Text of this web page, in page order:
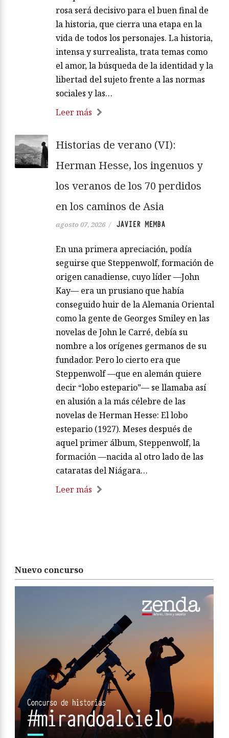
rosa será decisivo para el buen final de
la historia, que cierra una etapa en la
vida de todos los personajes. La historia,
intensa y surrealista, trata temas como
el amor, la búsqueda de la identidad y la
libertad del sujeto frente a las normas
sociales y las…
Leer más
Historias de verano (VI):
Herman Hesse, los ingenuos y
los veranos de los 70 perdidos
en los caminos de Asia
agosto 07, 2026 / JAVIER MEMBA
En una primera apreciación, podía
seguirse que Steppenwolf, formación de
origen canadiense, cuyo líder —John
Kay— era un prusiano que había
conseguido huir de la Alemania Oriental
como la gente de Georges Smiley en las
novelas de John le Carré, debía su
nombre a los orígenes germanos de su
fundador. Pero lo cierto era que
Steppenwolf —que en alemán quiere
decir “lobo estepario”— se llamaba así
en alusión a la más célebre de las
novelas de Herman Hesse: El lobo
estepario (1927). Meses después de
aquel primer álbum, Steppenwolf, la
formación —nacida al otro lado de las
cataratas del Niágara…
Leer más
Nuevo concurso